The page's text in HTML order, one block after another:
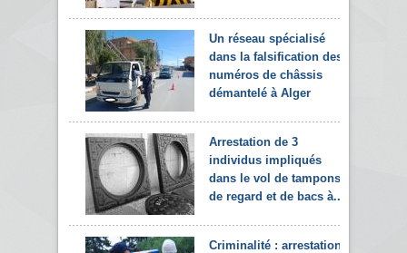
Un réseau spécialisé
dans la falsification des
numéros de châssis
démantelé à Alger
Arrestation de 3
individus impliqués
dans le vol de tampons
de regard et de bacs à...
Criminalité : arrestation